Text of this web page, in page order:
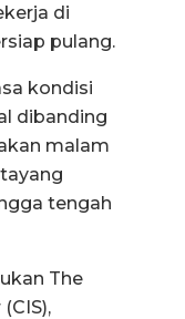
di
pulang.
kondisi
dibanding
malam
tengah
The